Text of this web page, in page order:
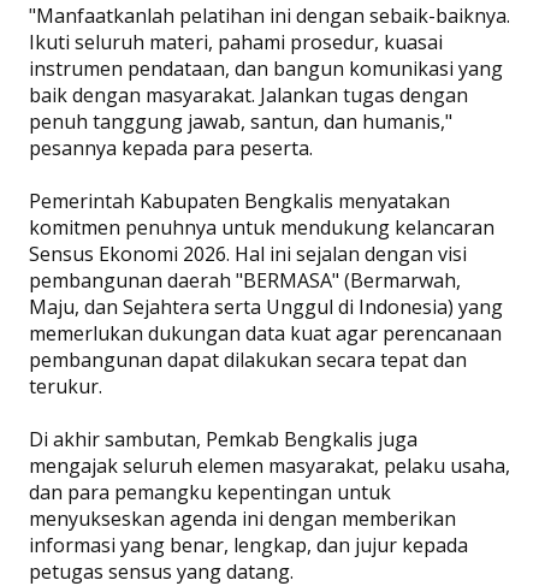
"Manfaatkanlah pelatihan ini dengan sebaik-baiknya.
Ikuti seluruh materi, pahami prosedur, kuasai
instrumen pendataan, dan bangun komunikasi yang
baik dengan masyarakat. Jalankan tugas dengan
penuh tanggung jawab, santun, dan humanis,"
pesannya kepada para peserta.
Pemerintah Kabupaten Bengkalis menyatakan
komitmen penuhnya untuk mendukung kelancaran
Sensus Ekonomi 2026. Hal ini sejalan dengan visi
pembangunan daerah "BERMASA" (Bermarwah,
Maju, dan Sejahtera serta Unggul di Indonesia) yang
memerlukan dukungan data kuat agar perencanaan
pembangunan dapat dilakukan secara tepat dan
terukur.
Di akhir sambutan, Pemkab Bengkalis juga
mengajak seluruh elemen masyarakat, pelaku usaha,
dan para pemangku kepentingan untuk
menyukseskan agenda ini dengan memberikan
informasi yang benar, lengkap, dan jujur kepada
petugas sensus yang datang.